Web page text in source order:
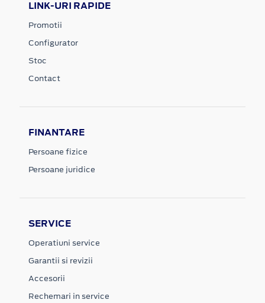
LINK-URI RAPIDE
Promotii
Configurator
Stoc
Contact
FINANTARE
Persoane fizice
Persoane juridice
SERVICE
Operatiuni service
Garantii si revizii
Accesorii
Rechemari in service